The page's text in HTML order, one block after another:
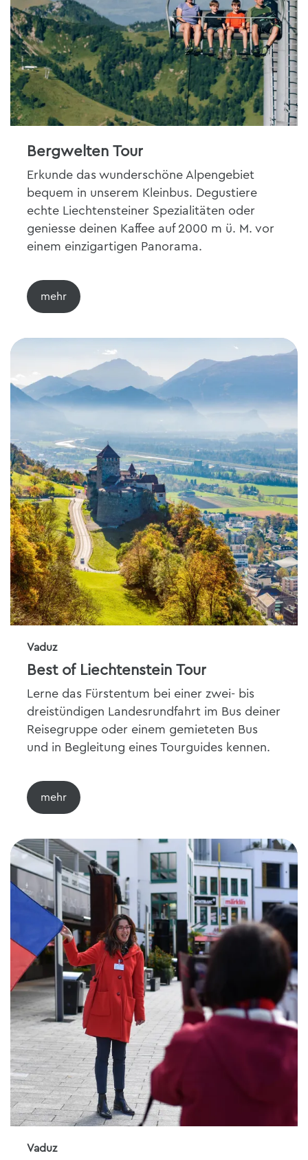
Bergwelten Tour
Erkunde das wunderschöne Alpengebiet
bequem in unserem Kleinbus. Degustiere
echte Liechtensteiner Spezialitäten oder
geniesse deinen Kaffee auf 2000 m ü. M. vor
einem einzigartigen Panorama.
Vaduz
Best of Liechtenstein Tour
Lerne das Fürstentum bei einer zwei- bis
dreistündigen Landesrundfahrt im Bus deiner
Reisegruppe oder einem gemieteten Bus
und in Begleitung eines Tourguides kennen.
Vaduz